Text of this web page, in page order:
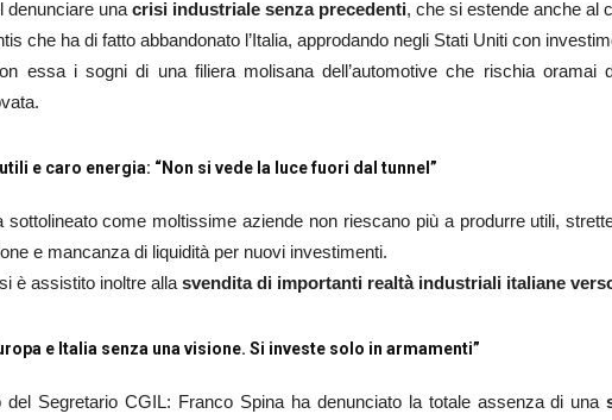
denunciare una crisi industriale senza precedenti, che si estende anche al
che ha di fatto abbandonato l’Italia, approdando negli Stati Uniti con
essa i sogni di una filiera molisana dell’automotive che rischia
e caro energia: “Non si vede la luce fuori dal tunnel”
sottolineato come moltissime aziende non riescano più a produrre utili,
e mancanza di liquidità per nuovi investimenti.
è assistito inoltre alla svendita di importanti realtà industriali italiane
e Italia senza una visione. Si investe solo in armamenti”
del Segretario CGIL: Franco Spina ha denunciato la totale assenza di una